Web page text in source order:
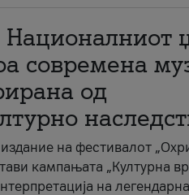
современа
од
на фестивалот
кампањата „Културна
на